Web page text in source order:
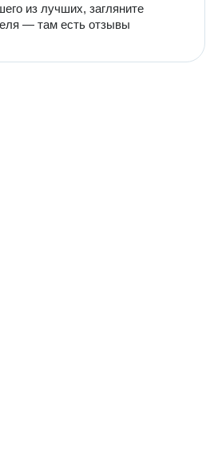
из лучших, загляните
— там есть отзывы